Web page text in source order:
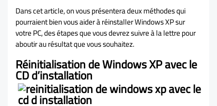
Dans cet article, on vous présentera deux méthodes qui
pourraient bien vous aider à réinstaller Windows XP sur
votre PC, des étapes que vous devrez suivre à la lettre pour
aboutir au résultat que vous souhaitez.
Réinitialisation de Windows XP avec le
CD d’installation